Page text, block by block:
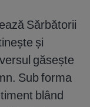
Sărbătorii
și
găsește
Sub forma
blând